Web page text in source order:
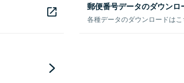
郵便番号データのダウンロ
各種データのダウンロードは